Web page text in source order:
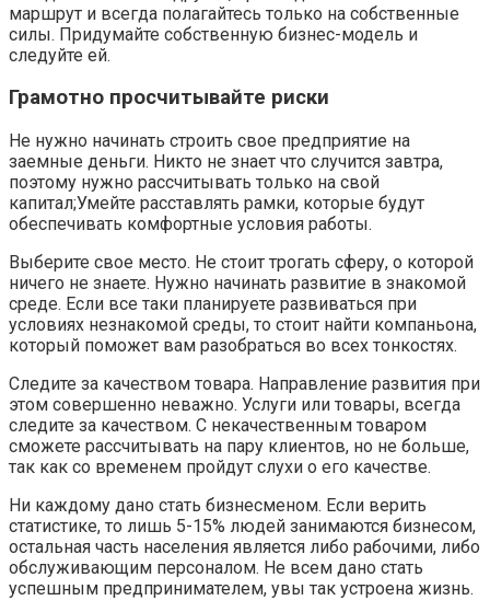
маршрут и всегда полагайтесь только на собственные
силы. Придумайте собственную бизнес-модель и
следуйте ей.
Грамотно просчитывайте риски
Не нужно начинать строить свое предприятие на
заемные деньги. Никто не знает что случится завтра,
поэтому нужно рассчитывать только на свой
капитал;Умейте расставлять рамки, которые будут
обеспечивать комфортные условия работы.
Выберите свое место. Не стоит трогать сферу, о которой
ничего не знаете. Нужно начинать развитие в знакомой
среде. Если все таки планируете развиваться при
условиях незнакомой среды, то стоит найти компаньона,
который поможет вам разобраться во всех тонкостях.
Следите за качеством товара. Направление развития при
этом совершенно неважно. Услуги или товары, всегда
следите за качеством. С некачественным товаром
сможете рассчитывать на пару клиентов, но не больше,
так как со временем пройдут слухи о его качестве.
Ни каждому дано стать бизнесменом. Если верить
статистике, то лишь 5-15% людей занимаются бизнесом,
остальная часть населения является либо рабочими, либо
обслуживающим персоналом. Не всем дано стать
успешным предпринимателем, увы так устроена жизнь.